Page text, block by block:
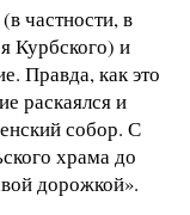
частности, в
Курбского) и
Правда, как это
раскаялся и
собор. С
храма до
дорожкой».